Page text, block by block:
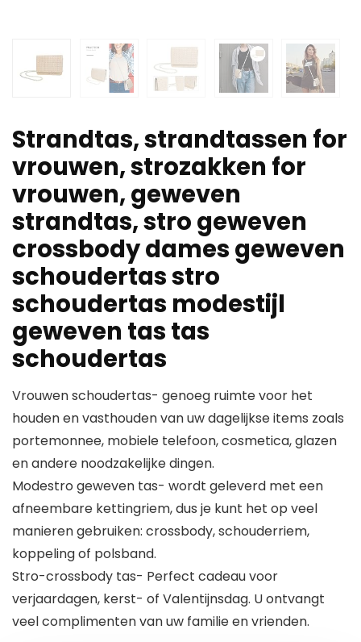
Strandtas, strandtassen for
vrouwen, strozakken for
vrouwen, geweven
strandtas, stro geweven
crossbody dames geweven
schoudertas stro
schoudertas modestijl
geweven tas tas
schoudertas
Vrouwen schoudertas- genoeg ruimte voor het
houden en vasthouden van uw dagelijkse items zoals
portemonnee, mobiele telefoon, cosmetica, glazen
en andere noodzakelijke dingen.
Modestro geweven tas- wordt geleverd met een
afneembare kettingriem, dus je kunt het op veel
manieren gebruiken: crossbody, schouderriem,
koppeling of polsband.
Stro-crossbody tas- Perfect cadeau voor
verjaardagen, kerst- of Valentijnsdag. U ontvangt
veel complimenten van uw familie en vrienden.